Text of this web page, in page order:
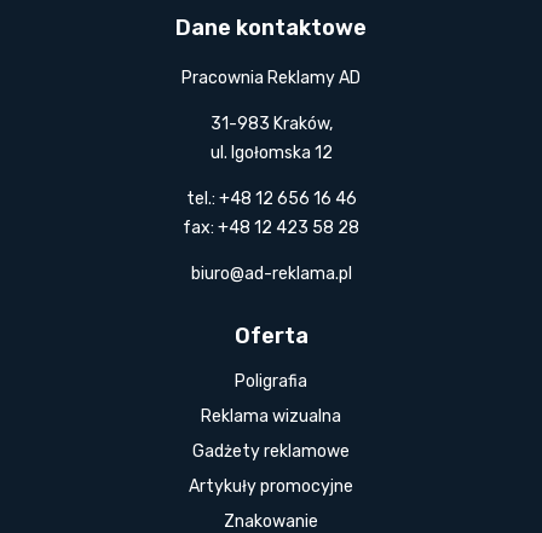
Dane kontaktowe
Pracownia Reklamy AD
31-983 Kraków,
ul. Igołomska 12
tel.: +48 12 656 16 46
fax: +48 12 423 58 28
biuro@ad-reklama.pl
Oferta
Poligrafia
Reklama wizualna
Gadżety reklamowe
Artykuły promocyjne
Znakowanie